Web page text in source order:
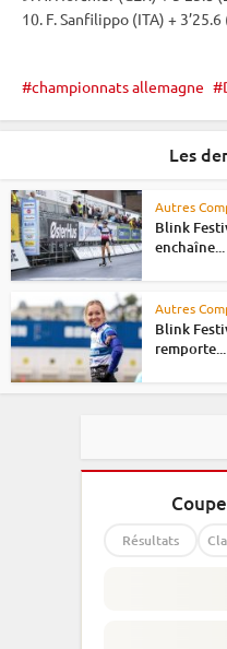
10. F. Sanfilippo (ITA) + 3’25.6
championnats allemagne
Les
Autres
Blink
enchaîne...
Autres
Blink
remporte...
Résultats